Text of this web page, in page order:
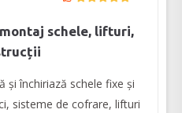
schele, lifturi,
și închiriază schele fixe și
sisteme de cofrare, lifturi